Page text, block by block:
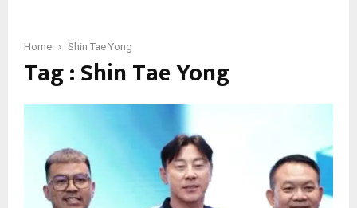
Home Shin Tae Yong
Tag : Shin Tae Yong